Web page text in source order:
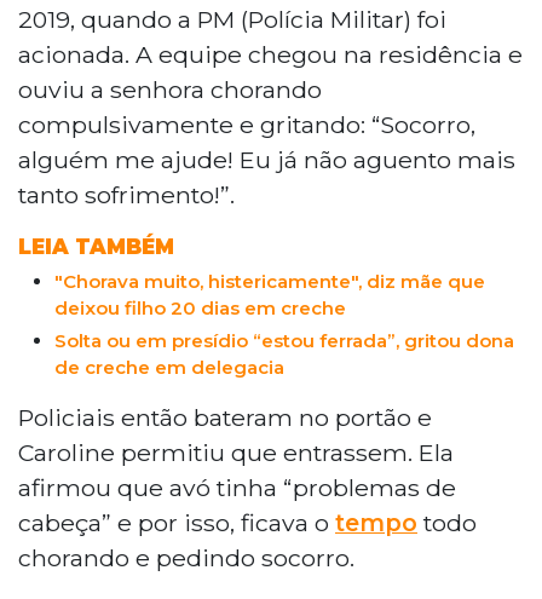
2019, quando a PM (Polícia Militar) foi
acionada. A equipe chegou na residência e
ouviu a senhora chorando
compulsivamente e gritando: “Socorro,
alguém me ajude! Eu já não aguento mais
tanto sofrimento!”.
LEIA TAMBÉM
"Chorava muito, histericamente", diz mãe que
deixou filho 20 dias em creche
Solta ou em presídio “estou ferrada”, gritou dona
de creche em delegacia
Policiais então bateram no portão e
Caroline permitiu que entrassem. Ela
afirmou que avó tinha “problemas de
cabeça” e por isso, ficava o tempo todo
chorando e pedindo socorro.